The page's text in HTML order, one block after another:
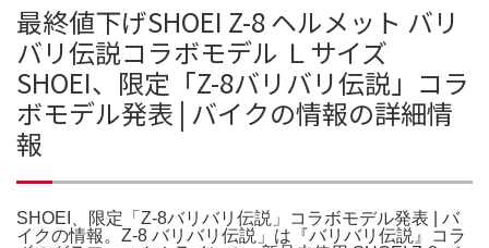
最終値下げSHOEI Z-8 ヘルメット バリ
バリ伝説コラボモデル Ｌサイズ
SHOEI、限定「Z-8バリバリ伝説」コラ
ボモデル発表 | バイクの情報の詳細情
報
SHOEI、限定「Z-8バリバリ伝説」コラボモデル発表 | バ
イクの情報。Z-8 バリバリ伝説」は『バリバリ伝説』コラ